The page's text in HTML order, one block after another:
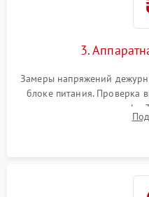
3.
Замеры напряжений
блоке питания. Проверка
помощью осциллографа.
светодиодных